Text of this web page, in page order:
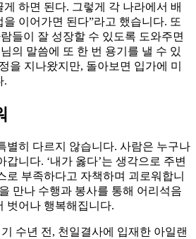
하면 된다. 그렇게 각 나라에서 배
이어가면 된다”라고 했습니다. 또
들이 잘 성장할 수 있도록 도와주면
의 말씀에 또 한 번 용기를 낼 수 있
을 지나왔지만, 돌아보면 입가에 미
.
별히 다르지 않습니다. 사람은 누구나
니다. ‘내가 옳다’는 생각으로 주변
로 부족하다고 자책하며 괴로워합니
만나 수행과 봉사를 통해 어리석음
벗어나 행복해집니다.
수년 전, 천일결사에 입재한 아일랜